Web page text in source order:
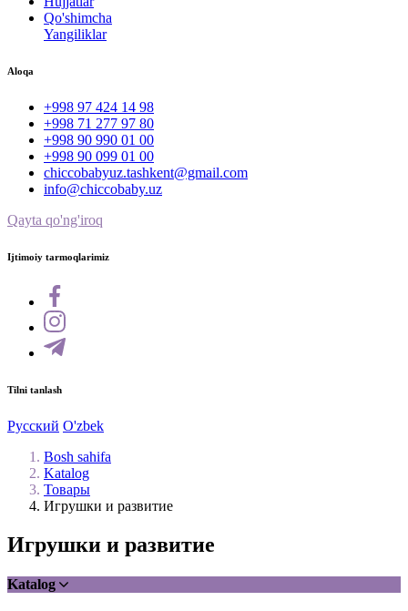
Qo'shimcha
Yangiliklar
Aloqa
+998 97 424 14 98
+998 71 277 97 80
+998 90 990 01 00
+998 90 099 01 00
chiccobabyuz.tashkent@gmail.com
info@chiccobaby.uz
Qayta qo'ng'iroq
Ijtimoiy tarmoqlarimiz
Tilni tanlash
Русский O'zbek
Bosh sahifa
Katalog
Товары
Игрушки и развитие
Игрушки и развитие
Katalog